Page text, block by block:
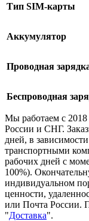
Тип SIM-карты
Аккумулятор
Проводная
Беспроводная
Мы работаем с
России и СНГ.
дней, в
транспортными
рабочих дней с
100%).
индивидуальном
ценности,
или Почта России.
"Доставка".